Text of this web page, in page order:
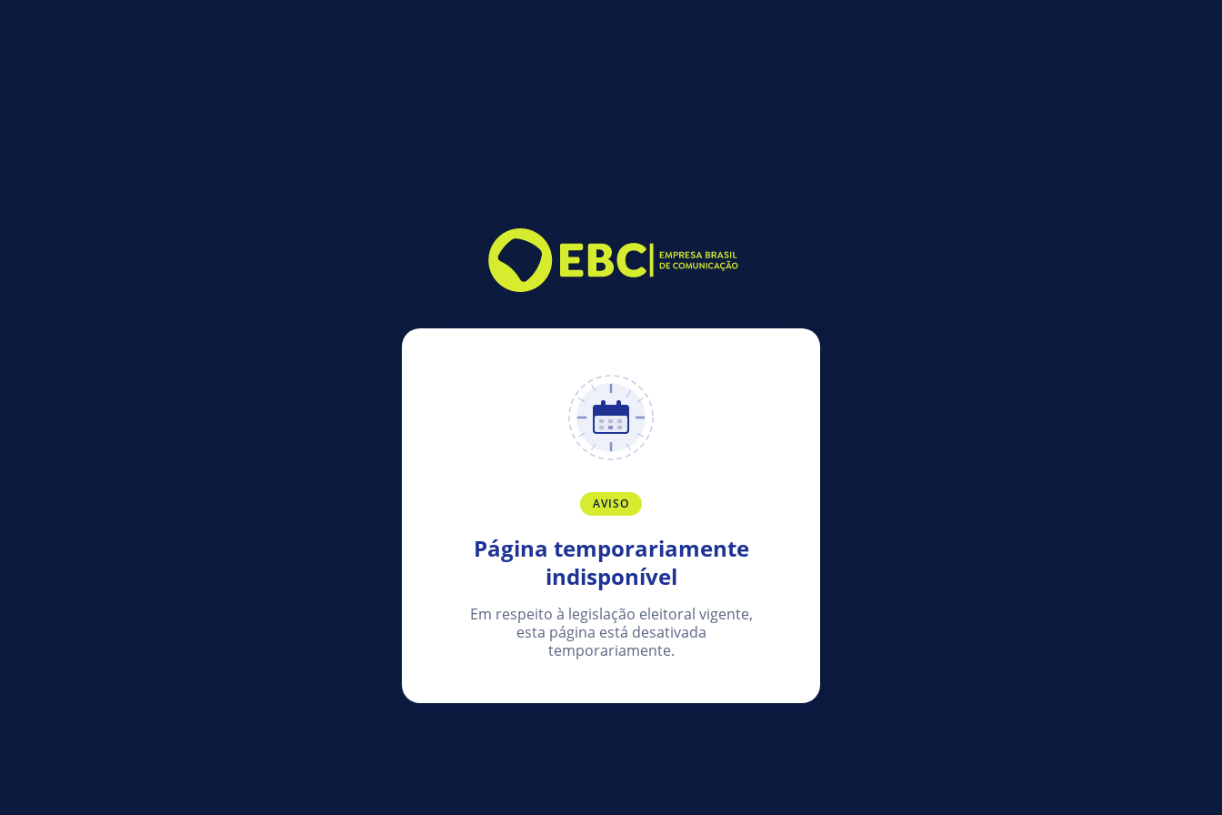
AVISO
Página temporariamente
indisponível
Em respeito à legislação eleitoral vigente,
esta página está desativada
temporariamente.